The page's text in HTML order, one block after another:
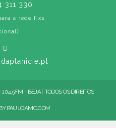
311 330
a rede fixa
- BEJA | TODOS OS DIREITOS
PAULOAMC.COM